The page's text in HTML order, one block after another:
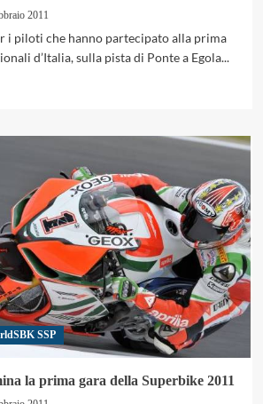
2011
i piloti che hanno partecipato alla prima
d’Italia, sulla pista di Ponte a Egola...
SSP
la prima gara della Superbike 2011